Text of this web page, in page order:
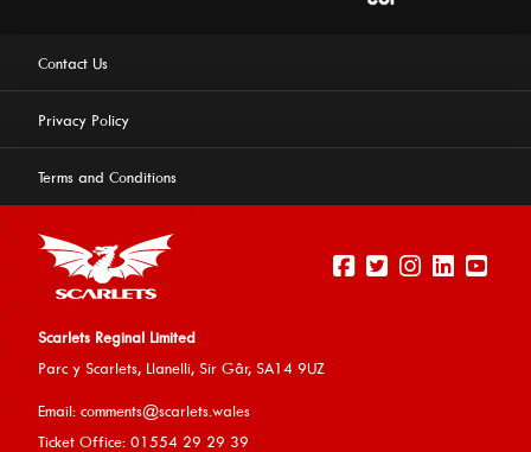
Contact Us
Privacy Policy
Terms and Conditions
Scarlets Reginal Limited
Parc y Scarlets, Llanelli, Sir Gâr, SA14 9UZ
Email: comments@scarlets.wales
Ticket Office: 01554 29 29 39